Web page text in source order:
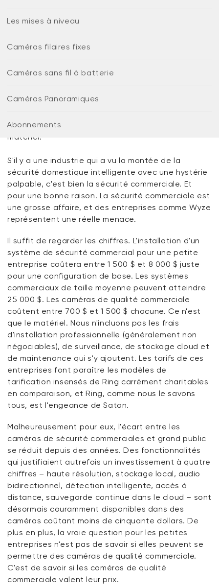
Les mises à niveau
Caméras filaires fixes
Caméras sans fil à batterie
Caméras Panoramiques
Abonnements
Quelle est la meilleure caméra pour
By Garrett Bogar
petite entreprise ?
dépenser des milliers pour un système « pro »
et un stockage fiable pour une fraction du coût du
matériel.
S'il y a une industrie qui a vu la montée de la
sécurité domestique intelligente avec une hystérie
palpable, c'est bien la sécurité commerciale. Et
pour une bonne raison. La sécurité commerciale est
une grosse affaire, et des entreprises comme Wyze
représentent une réelle menace.
Il suffit de regarder les chiffres. L'installation d'un
système de sécurité commercial pour une petite
entreprise coûtera entre 1 500 $ et 8 000 $ juste
pour une configuration de base. Les systèmes
commerciaux de taille moyenne peuvent atteindre
25 000 $. Les caméras de qualité commerciale
coûtent entre 700 $ et 1 500 $ chacune. Ce n'est
que le matériel. Nous n'incluons pas les frais
d'installation professionnelle (généralement non
négociables), de surveillance, de stockage cloud et
de maintenance qui s'y ajoutent. Les tarifs de ces
entreprises font paraître les modèles de
tarification insensés de Ring carrément charitables
en comparaison, et Ring, comme nous le savons
tous, est l'engeance de Satan.
Malheureusement pour eux, l'écart entre les
caméras de sécurité commerciales et grand public
se réduit depuis des années. Des fonctionnalités
qui justifiaient autrefois un investissement à quatre
chiffres – haute résolution, stockage local, audio
bidirectionnel, détection intelligente, accès à
distance, sauvegarde continue dans le cloud – sont
désormais couramment disponibles dans des
caméras coûtant moins de cinquante dollars. De
plus en plus, la vraie question pour les petites
entreprises n'est pas de savoir si elles peuvent se
permettre des caméras de qualité commerciale.
C'est de savoir si les caméras de qualité
commerciale valent leur prix.
options
More options